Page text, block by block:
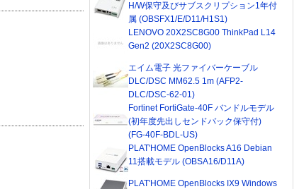
H/W保守及びサブスクリプション1年付
属 (OBSFX1/E/D11/H1S1)
LENOVO 20X2SC8G00 ThinkPad L14
Gen2 (20X2SC8G00)
エイム電子 光ファイバーケーブル
DLC/DSC MM62.5 1m (AFP2-
DLC/DSC-62-01)
Fortinet FortiGate-40F バンドルモデル
(初年度先出しセンドバック保守付)
(FG-40F-BDL-US)
PLAT'HOME OpenBlocks A16 Debian
11搭載モデル (OBSA16/D11A)
PLAT'HOME OpenBlocks IX9 Windows